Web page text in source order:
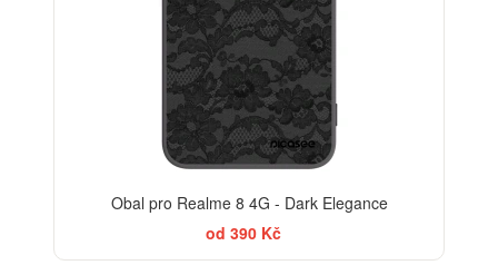
Obal pro Realme 8 4G - Dark Elegance
od 390 Kč